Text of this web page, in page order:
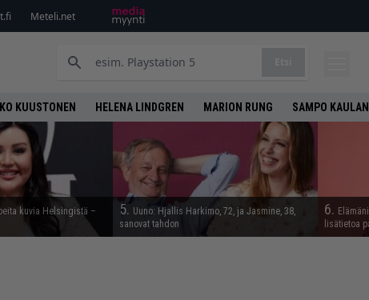
Meteli.net
KUUSTONEN HELENA LINDGREN MARION RUNG SAMPO
kuvia Helsingistä –
5. Uuno: Hjallis Harkimo, 72, ja Jasmine, 38,
sanovat tahdon
6.
lisätietoa